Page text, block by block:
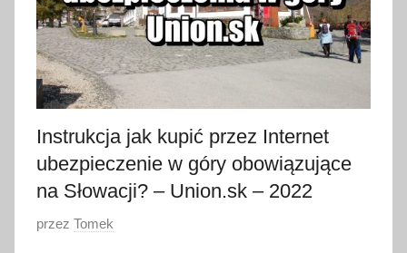
p
a
d
a
0
2
Instrukcja jak kupić przez Internet
ubezpieczenie w góry obowiązujące
na Słowacji? – Union.sk – 2022
O
przez Tomek